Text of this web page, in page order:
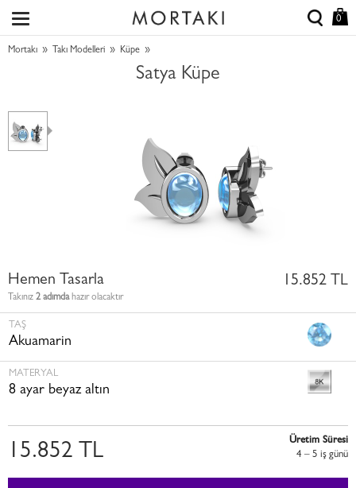
0
Mortakı » Takı Modelleri » Küpe »
Satya Küpe
Hemen Tasarla
Takınız 2 adımdahazır olacaktır
15.852 TL
TAŞ
Akuamarin
MATERYAL
8 ayar beyaz altın
15.852 TL
Üretim Süresi
4 – 5 i̇ş günü